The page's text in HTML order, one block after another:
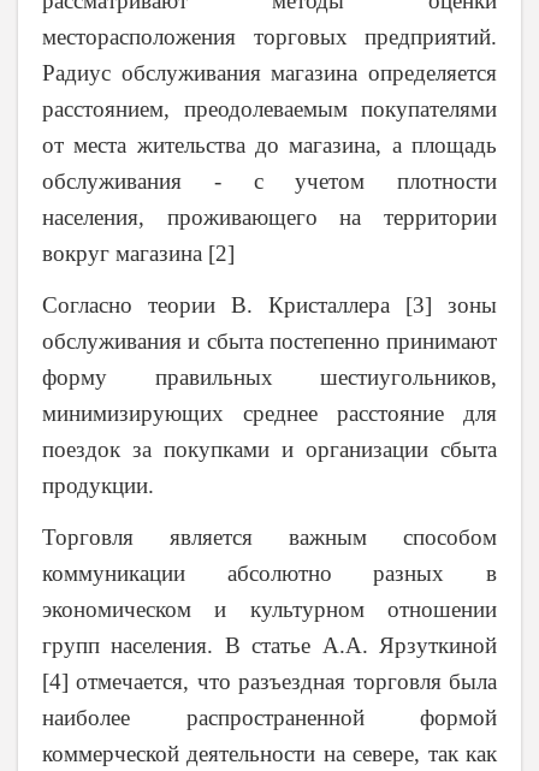
месторасположения торговых предприятий.
Радиус обслуживания магазина определяется
расстоянием, преодолеваемым покупателями
от места жительства до магазина, а площадь
обслуживания - с учетом плотности
населения, проживающего на территории
вокруг магазина [2]
Согласно теории В. Кристаллера [3] зоны
обслуживания и сбыта постепенно принимают
форму правильных шестиугольников,
минимизирующих среднее расстояние для
поездок за покупками и организации сбыта
продукции.
Торговля является важным способом
коммуникации абсолютно разных в
экономическом и культурном отношении
групп населения. В статье А.А. Ярзуткиной
[4] отмечается, чторазъездная торговля была
наиболее распространенной формой
коммерческой деятельности на севере, так как